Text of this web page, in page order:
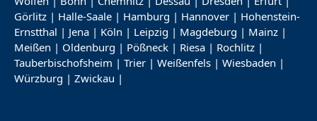
Görlitz | Halle-Saale | Hamburg | Hannover | Hohenstein-
Ernstthal | Jena | Köln | Leipzig | Magdeburg | Mainz |
Meißen | Oldenburg | Pößneck | Riesa | Rochlitz |
Tauberbischofsheim | Trier | Weißenfels | Wiesbaden |
Würzburg | Zwickau |